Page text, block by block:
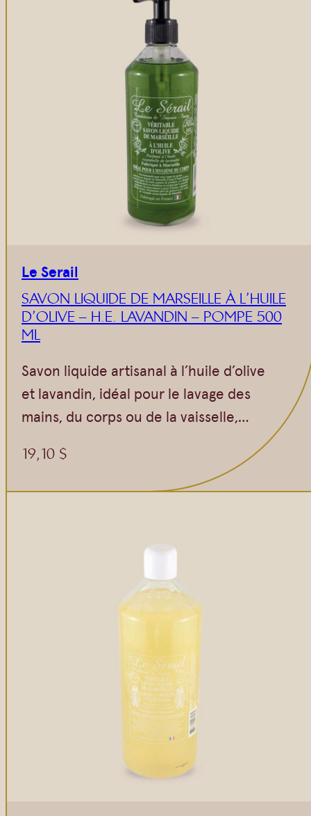
Le Serail
SAVON LIQUIDE DE MARSEILLE À L’HUILE
D’OLIVE – H.E. LAVANDIN – POMPE 500
ML
Savon liquide artisanal à l’huile d’olive
et lavandin, idéal pour le lavage des
mains, du corps ou de la vaisselle,…
19,10 $